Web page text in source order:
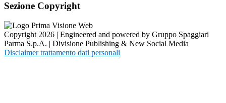
Sezione Copyright
Copyright 2026 | Engineered and powered by Gruppo Spaggiari
Parma S.p.A. | Divisione Publishing & New Social Media
Disclaimer trattamento dati personali